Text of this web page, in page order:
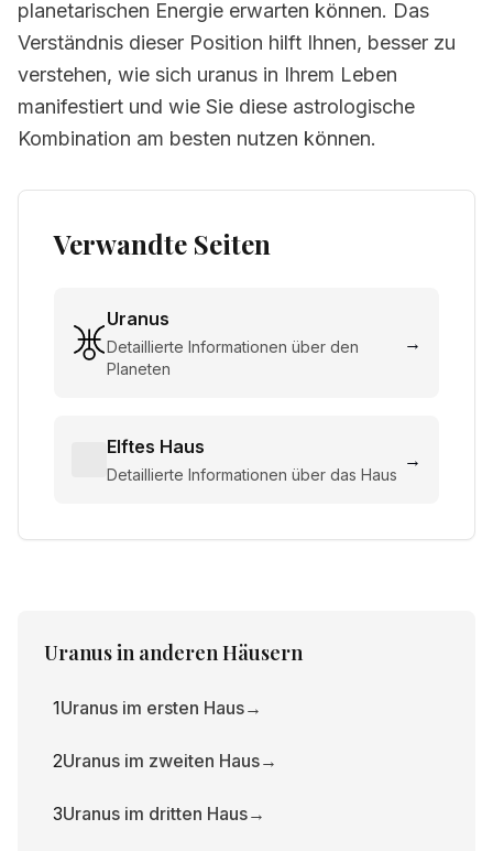
planetarischen Energie erwarten können. Das
Verständnis dieser Position hilft Ihnen, besser zu
verstehen, wie sich uranus in Ihrem Leben
manifestiert und wie Sie diese astrologische
Kombination am besten nutzen können.
Verwandte Seiten
Uranus
Detaillierte Informationen über den
Planeten
→
Elftes Haus
Detaillierte Informationen über das Haus
→
Uranusin anderen Häusern
1Uranus im ersten Haus→
2Uranus im zweiten Haus→
3Uranus im dritten Haus→